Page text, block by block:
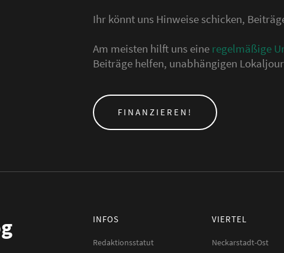
Ihr könnt uns Hinweise schicken,
Am meisten hilft uns eine regelmäßige
Beiträge helfen, unabhängigen
FINANZIEREN!
INFOS
Redaktionsstatut
VIERTEL
Neckarstadt-Ost